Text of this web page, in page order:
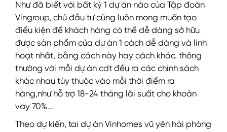
Như đã biết với bất kỳ 1 dự án nào của Tập đoàn
Vingroup, chủ đầu tư cũng luôn mong muốn tạo
điều kiện để khách hàng có thể dễ dàng sở hữu
được sản phẩm của dự án 1 cách dễ dàng và linh
hoạt nhất, bằng cách này hay cách khác. thông
thường với mỗi dự án cdt đều ra các chính sách
khác nhau tùy thuộc vào mỗi thời điểm ra
hàng,như hỗ trợ 18-24 tháng lãi suất cho khoản
vay 70%...
Theo dự kiến, tai dự án Vinhomes vũ yên hải phòng